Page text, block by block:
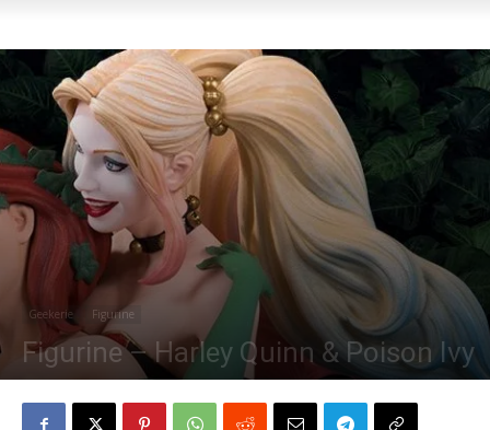
Geekerie Figurine
Figurine – Harley Quinn & Poison Ivy